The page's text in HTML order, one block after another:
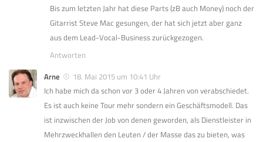
Bis zum letzten Jahr hat diese Parts (zB auch Money) noch der
Gitarrist Steve Mac gesungen, der hat sich jetzt aber ganz
aus dem Lead-Vocal-Business zurückgezogen.
Antworten
Arne
18. Mai 2015 um 10:41 Uhr
Ich habe mich da schon vor 3 oder 4 Jahren von verabschiedet.
Es ist auch keine Tour mehr sondern ein Geschäftsmodell. Das
ist inzwischen der Job von denen geworden, als Dienstleister in
Mehrzweckhallen den Leuten / der Masse das zu bieten, was